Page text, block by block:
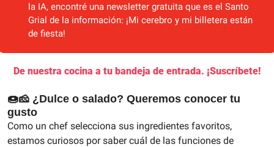
la IA, encontré una newsletter gratuita que es el Santo
Grial de la información: ¡Mi cerebro y mi billetera están
de fiesta!
De nuestra cocina a tu bandeja de entrada. ¡Suscríbete!
🍩🧀 ¿Dulce o salado? Queremos conocer tu
gusto
Como un chef selecciona sus ingredientes favoritos,
estamos curiosos por saber cuál de las funciones de